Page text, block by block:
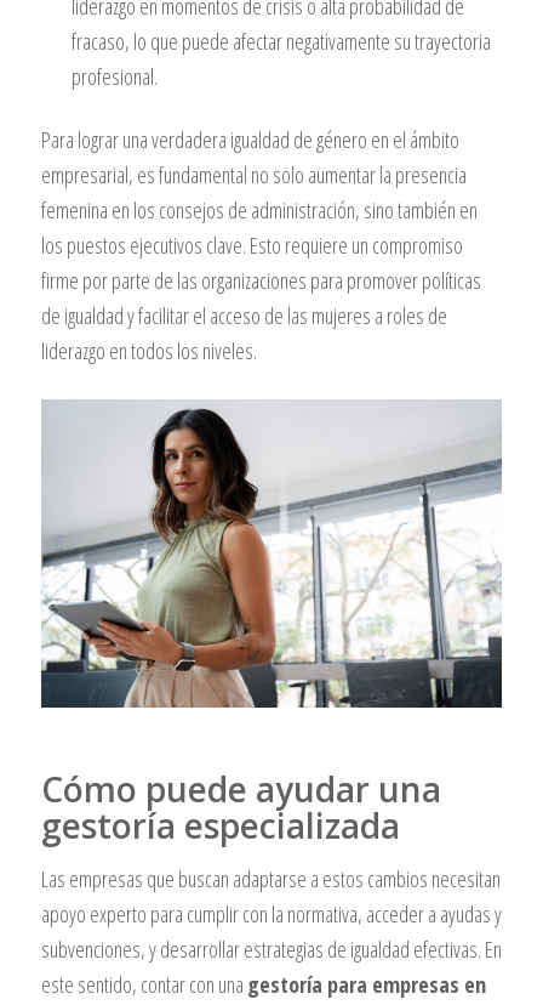
liderazgo en momentos de crisis o alta probabilidad de
fracaso, lo que puede afectar negativamente su trayectoria
profesional.
Para lograr una verdadera igualdad de género en el ámbito
empresarial, es fundamental no solo aumentar la presencia
femenina en los consejos de administración, sino también en
los puestos ejecutivos clave. Esto requiere un compromiso
firme por parte de las organizaciones para promover políticas
de igualdad y facilitar el acceso de las mujeres a roles de
liderazgo en todos los niveles.
Cómo puede ayudar una
gestoría especializada
Las empresas que buscan adaptarse a estos cambios necesitan
apoyo experto para cumplir con la normativa, acceder a ayudas y
subvenciones, y desarrollar estrategias de igualdad efectivas. En
este sentido, contar con una gestoría para empresas en